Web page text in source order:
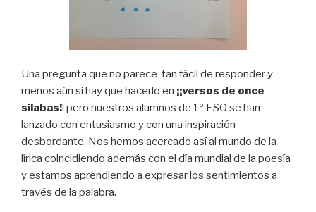
Una pregunta que no parece tan fácil de responder y
menos aún si hay que hacerlo en ¡¡versos de once
sílabas!! pero nuestros alumnos de 1º ESO se han
lanzado con entusiasmo y con una inspiración
desbordante. Nos hemos acercado así al mundo de la
lírica coincidiendo además con el día mundial de la poesía
y estamos aprendiendo a expresar los sentimientos a
través de la palabra.